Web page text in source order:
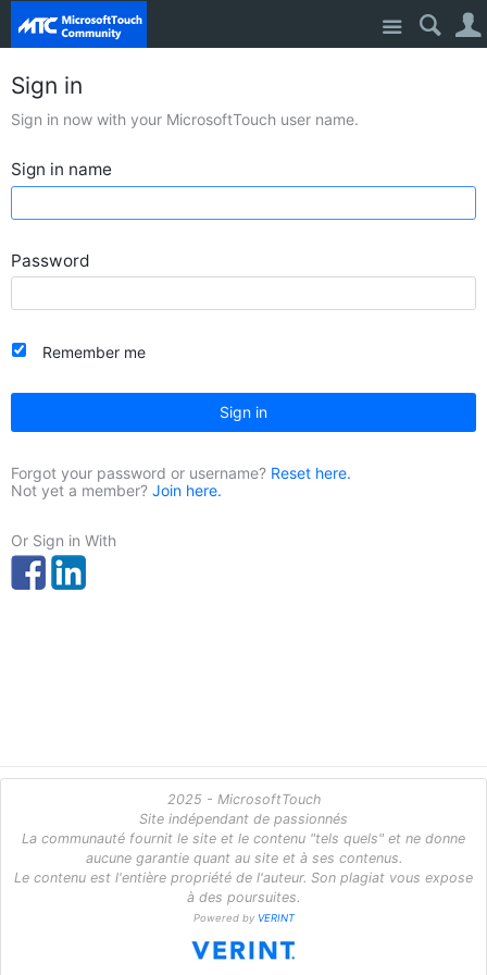
Site
Sign in
Sign in now with your MicrosoftTouch user name.
Sign in name
Password
Remember me
Sign in
Forgot your password or username? Reset here.
Not yet a member? Join here.
Or Sign in With
2025 - MicrosoftTouch
Site indépendant de passionnés
La communauté fournit le site et le contenu "tels quels" et ne donne
aucune garantie quant au site et à ses contenus.
Le contenu est l'entière propriété de l'auteur. Son plagiat vous expose
à des poursuites.
Powered by VERINT